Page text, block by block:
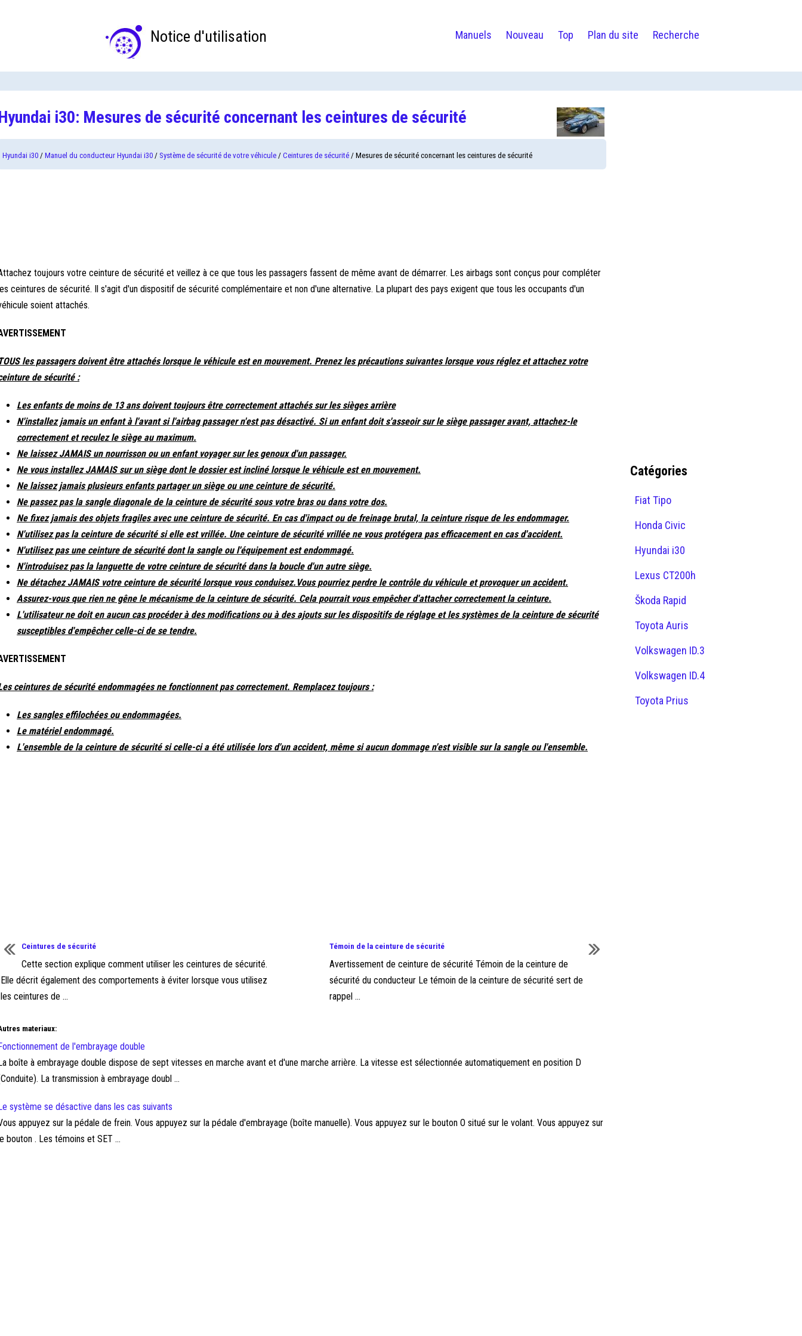
Notice d'utilisation Manuels Nouveau Top Plan du site Recherche
i30: Mesures de sécurité concernant les ceintures de sécurité
Hyundai i30 / Manuel du conducteur Hyundai i30 / Système de sécurité de votre véhicule / Ceintures de sécurité / Mesures de sécurité concernant les ceintures de sécurité
toujours votre ceinture de sécurité et veillez à ce que tous les passagers fassent de même avant de démarrer. Les airbags sont conçus pour compléter
ceintures de sécurité. Il s'agit d'un dispositif de sécurité complémentaire et non d'une alternative. La plupart des pays exigent que tous les occupants d'un
soient attachés.
les passagers doivent être attachés lorsque le véhicule est en mouvement. Prenez les précautions suivantes lorsque vous réglez et attachez votre
de sécurité :
Les enfants de moins de 13 ans doivent toujours être correctement attachés sur les sièges arrière
N'installez jamais un enfant à l'avant si l'airbag passager n'est pas désactivé. Si un enfant doit s'asseoir sur le siège passager avant, attachez-le
correctement et reculez le siège au maximum.
Ne laissez JAMAIS un nourrisson ou un enfant voyager sur les genoux d'un passager.
Ne vous installez JAMAIS sur un siège dont le dossier est incliné lorsque le véhicule est en mouvement.
Ne laissez jamais plusieurs enfants partager un siège ou une ceinture de sécurité.
Ne passez pas la sangle diagonale de la ceinture de sécurité sous votre bras ou dans votre dos.
Ne fixez jamais des objets fragiles avec une ceinture de sécurité. En cas d'impact ou de freinage brutal, la ceinture risque de les endommager.
N'utilisez pas la ceinture de sécurité si elle est vrillée. Une ceinture de sécurité vrillée ne vous protégera pas efficacement en cas d'accident.
N'utilisez pas une ceinture de sécurité dont la sangle ou l'équipement est endommagé.
N'introduisez pas la languette de votre ceinture de sécurité dans la boucle d'un autre siège.
Ne détachez JAMAIS votre ceinture de sécurité lorsque vous conduisez.Vous pourriez perdre le contrôle du véhicule et provoquer un accident.
Assurez-vous que rien ne gêne le mécanisme de la ceinture de sécurité. Cela pourrait vous empêcher d'attacher correctement la ceinture.
L'utilisateur ne doit en aucun cas procéder à des modifications ou à des ajouts sur les dispositifs de réglage et les systèmes de la ceinture de sécurité
susceptibles d'empêcher celle-ci de se tendre.
ceintures de sécurité endommagées ne fonctionnent pas correctement. Remplacez toujours :
Les sangles effilochées ou endommagées.
Le matériel endommagé.
L'ensemble de la ceinture de sécurité si celle-ci a été utilisée lors d'un accident, même si aucun dommage n'est visible sur la sangle ou l'ensemble.
Ceintures de sécurité
Cette section explique comment utiliser les ceintures de sécurité.
Elle décrit également des comportements à éviter lorsque vous utilisez
les ceintures de ...
Témoin de la ceinture de sécurité
Avertissement de ceinture de sécurité Témoin de la ceinture de
sécurité du conducteur Le témoin de la ceinture de sécurité sert de
rappel ...
materiaux:
de l'embrayage double
boîte à embrayage double dispose de sept vitesses en marche avant et d'une marche arrière. La vitesse est sélectionnée automatiquement en position D
La transmission à embrayage doubl ...
système se désactive dans les cas suivants
appuyez sur la pédale de frein. Vous appuyez sur la pédale d'embrayage (boîte manuelle). Vous appuyez sur le bouton O situé sur le volant. Vous appuyez sur
bouton . Les témoins et SET ...
Catégories
Fiat Tipo
Honda Civic
Hyundai i30
Lexus CT200h
Škoda Rapid
Toyota Auris
Volkswagen ID.3
Volkswagen ID.4
Toyota Prius